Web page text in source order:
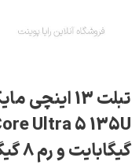
گیگابایت و رم 8 گیگابایت